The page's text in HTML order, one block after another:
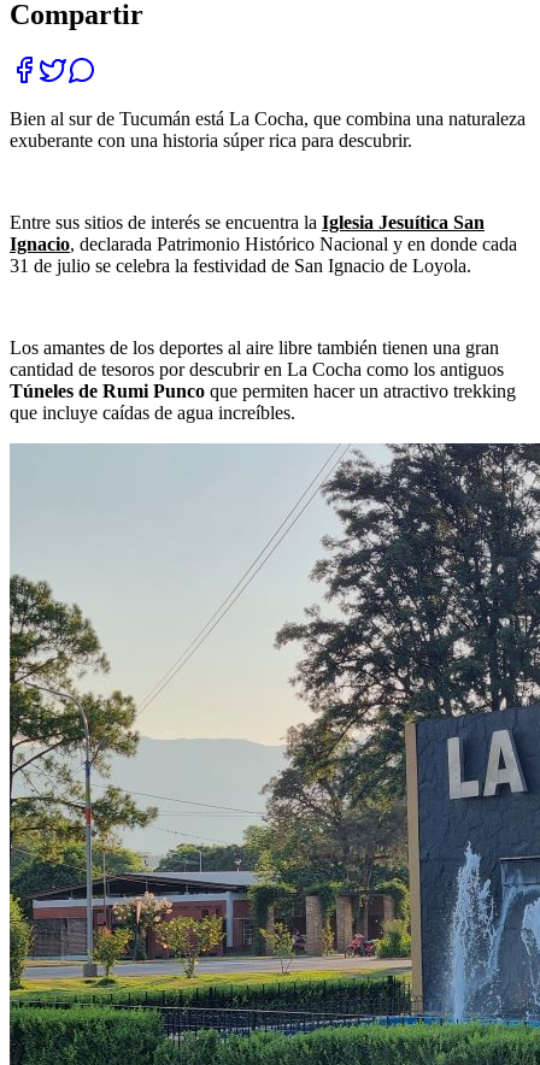
Compartir
Bien al sur de Tucumán está La Cocha, que combina una naturaleza
exuberante con una historia súper rica para descubrir.
Entre sus sitios de interés se encuentra la Iglesia Jesuítica San
Ignacio, declarada Patrimonio Histórico Nacional y en donde cada
31 de julio se celebra la festividad de San Ignacio de Loyola.
Los amantes de los deportes al aire libre también tienen una gran
cantidad de tesoros por descubrir en La Cocha como los antiguos
Túneles de Rumi Punco que permiten hacer un atractivo trekking
que incluye caídas de agua increíbles.